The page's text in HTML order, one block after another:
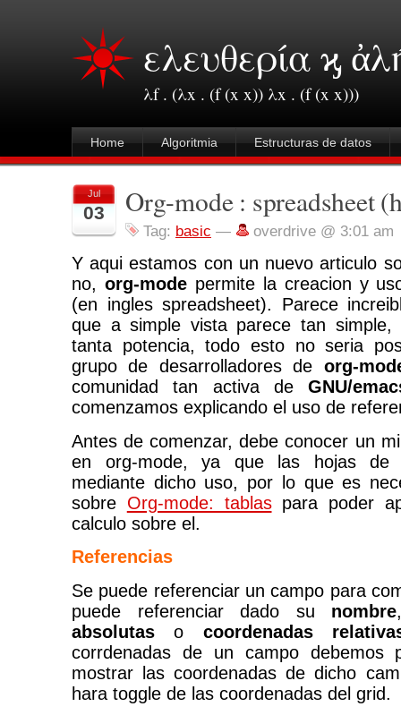
ελευθερία ϗ
λf . (λx . (f (x x)) λx . (f (x x)))
Home Algoritmia Estructuras de datos
Jul
03 Org-mode : spreadsheet
Tag: basic — overdrive @ 3:01 am
Y aqui estamos con un nuevo articulo
no, org-modepermite la creacion y
(en ingles spreadsheet). Parece
que a simple vista parece tan simple,
tanta potencia, todo esto no seria
grupo de desarrolladores de org-
comunidad tan activa deGNU/
comenzamos explicando el uso de
Antes de comenzar, debe conocer un
en org-mode, ya que las hojas de
mediante dicho uso, por lo que es
sobre Org-mode: tablaspara poder
calculo sobre el.
Referencias
Se puede referenciar un campo para
puede referenciar dado su nombre
absolutas o coordenadas
corrdenadas de un campo debemos
mostrar las coordenadas de dicho
hara toggle de las coordenadas del grid.